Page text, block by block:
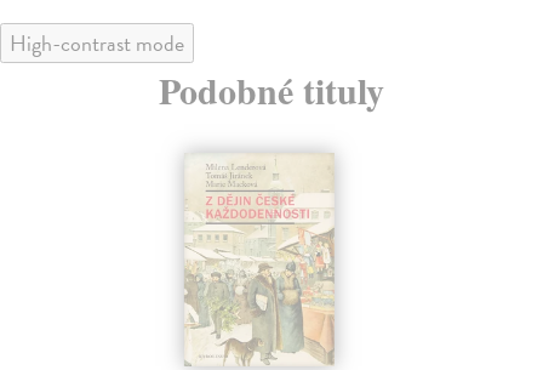
High-contrast mode
Podobné tituly